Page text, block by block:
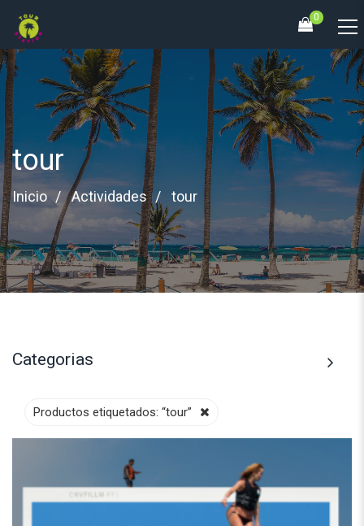
0
tour
Inicio Actividades tour
Categorias
Productos etiquetados: “tour”